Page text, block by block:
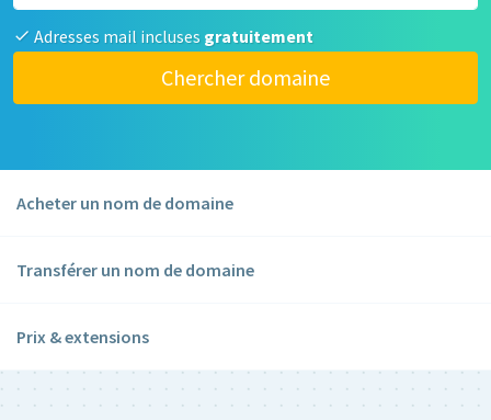
Adresses mail incluses gratuitement
Chercher domaine
Acheter un nom de domaine
Transférer un nom de domaine
Prix & extensions